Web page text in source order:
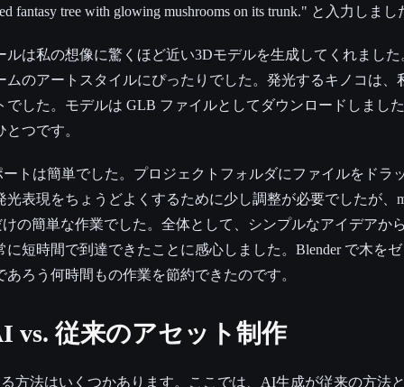
fantasy tree with glowing mushrooms on its trunk." と入力しまし
ルは私の想像に驚くほど近い3Dモデルを生成してくれまし
ムのアートスタイルにぴったりでした。発光するキノコは、
でした。モデルは GLB ファイルとしてダウンロードしまし
つです。
ートは簡単でした。プロジェクトフォルダにファイルをドラ
表現をちょうどよくするために少し調整が必要でしたが、
けの簡単な作業でした。全体として、シンプルなアイデアか
短時間で到達できたことに感心しました。Blender で木を
ろう何時間もの作業を節約できたのです。
vs. 従来のアセット制作
方法はいくつかあります。ここでは、AI生成が従来の方法